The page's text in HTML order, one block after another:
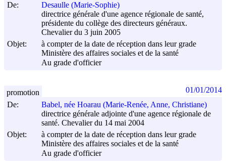
De:
Desaulle (Marie-Sophie)
directrice générale d'une agence régionale de santé,
présidente du collège des directeurs généraux.
Chevalier du 3 juin 2005
Objet:
à compter de la date de réception dans leur grade
Ministère des affaires sociales et de la santé
Au grade d'officier
De:
Babel, née Hoarau (Marie-Renée, Anne, Christiane)
directrice générale adjointe d'une agence régionale de
santé. Chevalier du 14 mai 2004
Objet:
à compter de la date de réception dans leur grade
Ministère des affaires sociales et de la santé
Au grade d'officier
promotion 01/01/2014